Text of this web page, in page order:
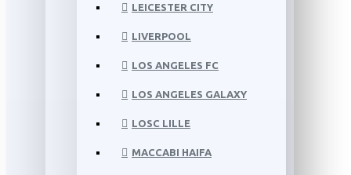
LEICESTER CITY
LIVERPOOL
LOS ANGELES FC
LOS ANGELES GALAXY
LOSC LILLE
MACCABI HAIFA